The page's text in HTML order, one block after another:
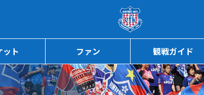
ページの本文へ
ット ファン 観戦ガイド